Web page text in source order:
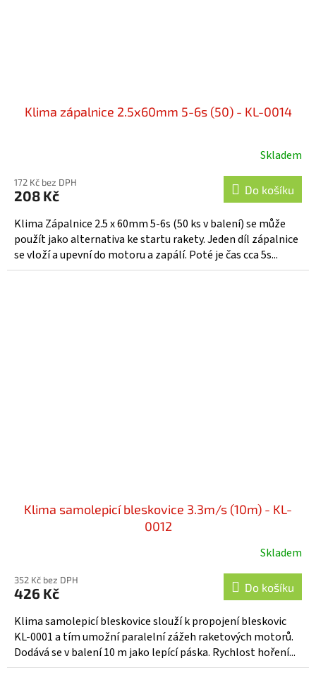
Klima zápalnice 2.5x60mm 5-6s (50) - KL-0014
Skladem
172 Kč bez DPH
208 Kč Do košíku
Klima Zápalnice 2.5 x 60mm 5-6s (50 ks v balení) se může
použít jako alternativa ke startu rakety. Jeden díl zápalnice
se vloží a upevní do motoru a zapálí. Poté je čas cca 5s...
Klima samolepicí bleskovice 3.3m/s (10m) - KL-
0012
Skladem
352 Kč bez DPH
426 Kč Do košíku
Klima samolepicí bleskovice slouží k propojení bleskovic
KL-0001 a tím umožní paralelní zážeh raketových motorů.
Dodává se v balení 10 m jako lepící páska. Rychlost hoření...